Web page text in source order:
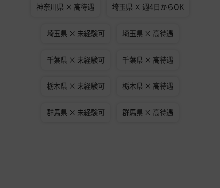
神奈川県 × 高待遇 埼玉県 × 週4日からOK
埼玉県 × 未経験可 埼玉県 × 高待遇
千葉県 × 未経験可 千葉県 × 高待遇
栃木県 × 未経験可 栃木県 × 高待遇
群馬県 × 未経験可 群馬県 × 高待遇